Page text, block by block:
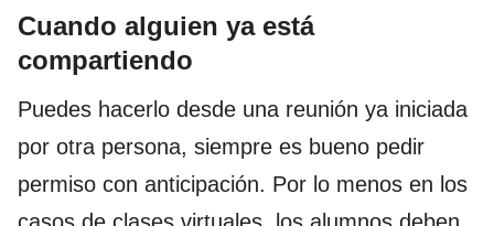
Cuando alguien ya está
compartiendo
Puedes hacerlo desde una reunión ya iniciada
por otra persona, siempre es bueno pedir
permiso con anticipación. Por lo menos en los